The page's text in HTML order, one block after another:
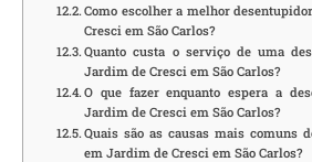
Como escolher a melhor
Cresci em São Carlos?
Quanto custa o serviço de uma
Jardim de Cresci em São Carlos?
O que fazer enquanto espera a
Jardim de Cresci em São Carlos?
Quais são as causas mais comuns
em Jardim de Cresci em São Carlos?